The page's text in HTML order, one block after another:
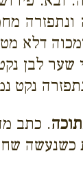
ונתפזרה
דלא
שער לבן
נקט
. כתב